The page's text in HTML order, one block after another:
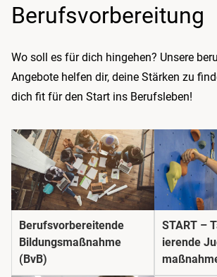
Berufs­vorbereitung
Wo soll es für dich hingehen? Unsere
Angebote helfen dir, deine Stärken zu
dich fit für den Start ins Berufsleben!
Berufs­­vorbereitende
Bildungs­­maßnahme
(BvB)
START –
ierende